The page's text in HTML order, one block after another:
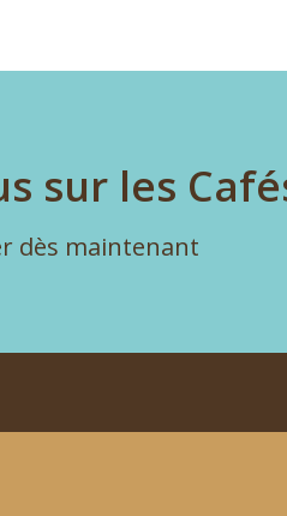
sur les
dès maintenant